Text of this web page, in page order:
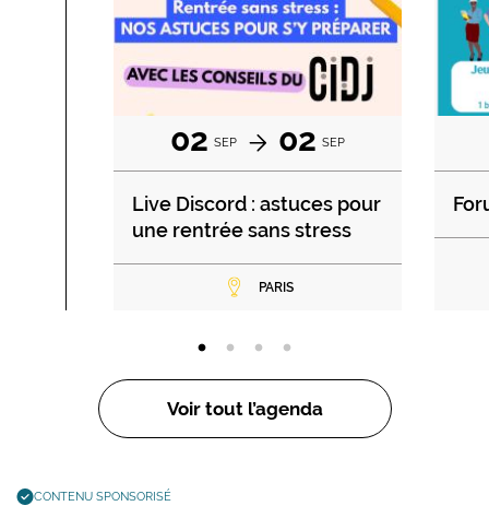
02 SEP 02 SEP
Live Discord : astuces pour
une rentrée sans stress
PARIS
Voir tout l’agenda
CONTENU SPONSORISÉ